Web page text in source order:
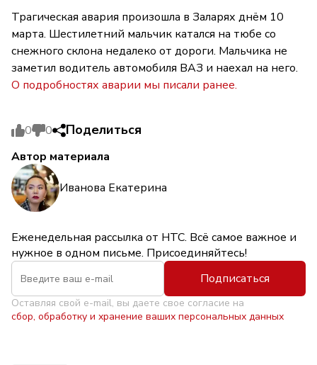
Трагическая авария произошла в Заларях днём 10
марта. Шестилетний мальчик катался на тюбе со
снежного склона недалеко от дороги. Мальчика не
заметил водитель автомобиля ВАЗ и наехал на него.
О подробностях аварии мы писали ранее.
0 0 Поделиться
Автор материала
Иванова Екатерина
Еженедельная рассылка от НТС. Всё самое важное и
нужное в одном письме. Присоединяйтесь!
Подписаться
Оставляя свой e-mail, вы даете свое согласие на
сбор, обработку и хранение ваших персональных данных